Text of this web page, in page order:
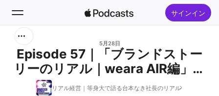
サインイン
ホーム
新着おすすめ
5月28日
Episode 57｜「ブランドストー
リーのリアル｜weara AIR編」幻
となった次世代プロダクト
リアル経営｜等身大で語る台本なき社長のリアル